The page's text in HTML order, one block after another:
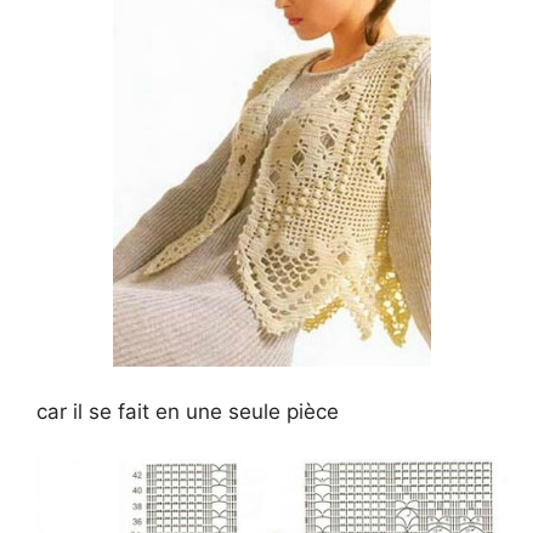
car il se fait en une seule pièce